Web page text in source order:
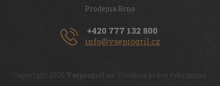
Prodejna Brno
+420 777 132 800
info@vseprogril.cz
Copyright 2026 Vseprogril.cz . Všechna práva vyhrazena.